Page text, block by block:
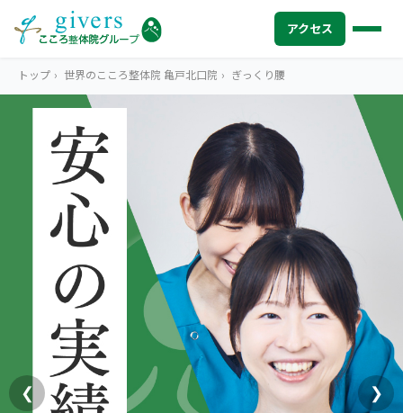
アクセス
HOME トップ
SYMPTOMS 症状から探す
腰痛
肩こり・首こり
四十肩・五十肩
膝痛・関節痛
MENU メニューから探す
STORE 店舗一覧
AREA エリアから探す
北海道
札幌エリア（13院）
ABOUT US 私たちについて
こころ整体院グループについて
トップ › 世界のこころ整体院 亀戸北口院 › ぎっくり腰
❮ ❯